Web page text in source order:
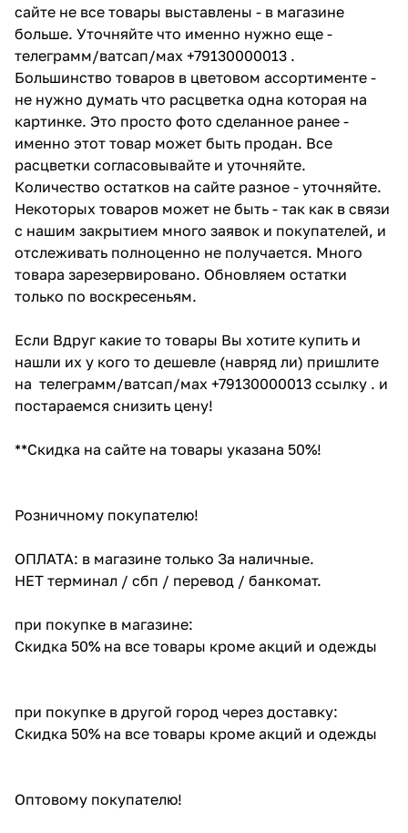
сайте не все товары выставлены - в магазине
больше. Уточняйте что именно нужно еще -
телеграмм/ватсап/мах +79130000013 .
Большинство товаров в цветовом ассортименте -
не нужно думать что расцветка одна которая на
картинке. Это просто фото сделанное ранее -
именно этот товар может быть продан. Все
расцветки согласовывайте и уточняйте.
Количество остатков на сайте разное - уточняйте.
Некоторых товаров может не быть - так как в связи
с нашим закрытием много заявок и покупателей, и
отслеживать полноценно не получается. Много
товара зарезервировано. Обновляем остатки
только по воскресеньям.
Если Вдруг какие то товары Вы хотите купить и
нашли их у кого то дешевле (навряд ли) пришлите
на телеграмм/ватсап/мах +79130000013 ссылку . и
постараемся снизить цену!
**Скидка на сайте на товары указана 50%!
Розничному покупателю!
ОПЛАТА: в магазине только За наличные.
НЕТ терминал / сбп / перевод / банкомат.
при покупке в магазине:
Скидка 50% на все товары кроме акций и одежды
при покупке в другой город через доставку:
Скидка 50% на все товары кроме акций и одежды
Оптовому покупателю!